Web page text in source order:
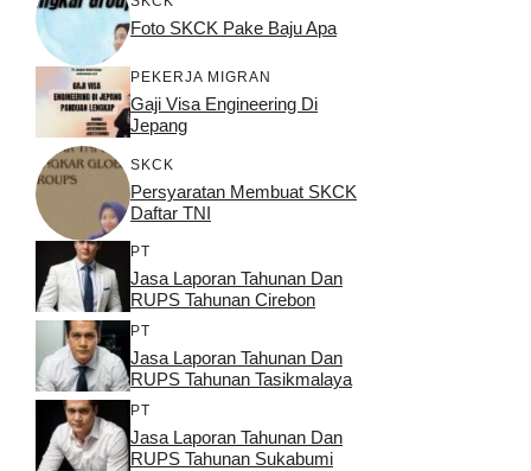
Foto SKCK Pake Baju Apa
PEKERJA MIGRAN
Gaji Visa Engineering Di
Jepang
SKCK
Persyaratan Membuat SKCK
Daftar TNI
PT
Jasa Laporan Tahunan Dan
RUPS Tahunan Cirebon
PT
Jasa Laporan Tahunan Dan
RUPS Tahunan Tasikmalaya
PT
Jasa Laporan Tahunan Dan
RUPS Tahunan Sukabumi